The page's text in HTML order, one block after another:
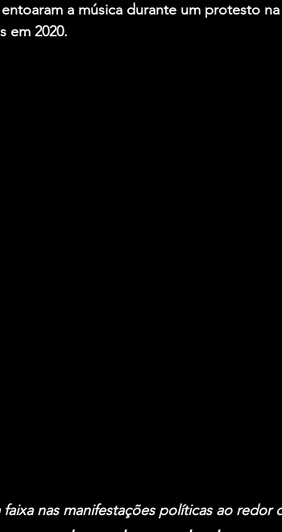
entoaram a música durante um protesto
em 2020.
nas manifestações políticas ao redor